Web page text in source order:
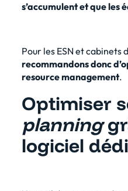
s’accumulent et que les
Pour les ESN et cabinets
recommandons donc
resource management.
Optimiser
planning
logiciel